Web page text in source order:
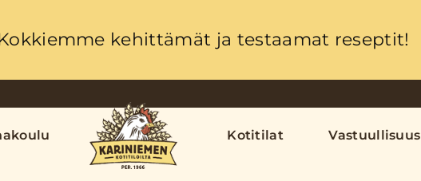
kehittämät ja testaamat reseptit!
Kotitilat Vastuullisuus